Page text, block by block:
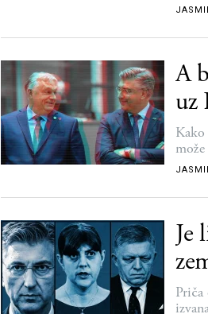
A
uz
Je
Priča